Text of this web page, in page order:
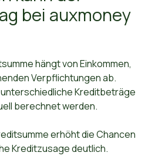
bei auxmoney
hängt von Einkommen,
Verpflichtungen ab.
Kreditbeträge
berechnet werden.
erhöht die Chancen
Kreditzusage deutlich.